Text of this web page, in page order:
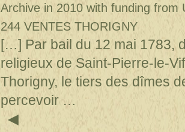
Archive in 2010 with funding from
244 VENTES THORIGNY
[…] Par bail du 12 mai 1783,
religieux de Saint-Pierre-le-
Thorigny, le tiers des dîmes
percevoir …
◄